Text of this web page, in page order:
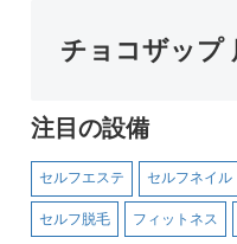
チョコザップ
注目の設備
セルフエステ セルフネイル
セルフ脱毛 フィットネス